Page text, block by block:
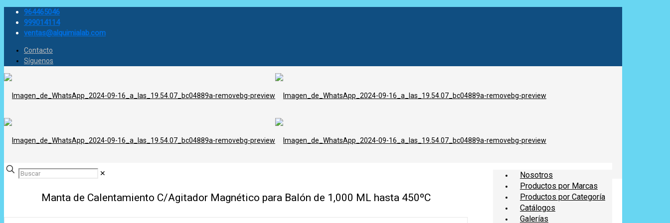
964465046
999014114
ventas@alquimialab.com
Contacto
Síguenos
Nosotros
Productos por Marcas
Productos por Categoría
Catálogos
Galerías
✕
Manta de Calentamiento C/Agitador Magnético para Balón de 1,000 ML hasta 450ºC